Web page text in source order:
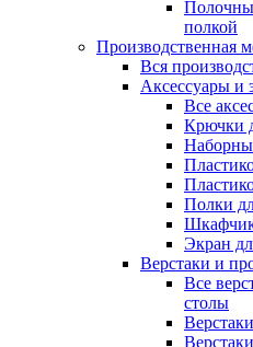
полкой
Производственная
Вся
Аксессуары и
Все
Крючки
Полки
Экран
Верстаки и
Все
столы